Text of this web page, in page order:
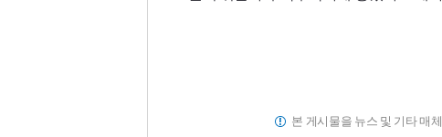
본 게시물을 뉴스 및 기타 매